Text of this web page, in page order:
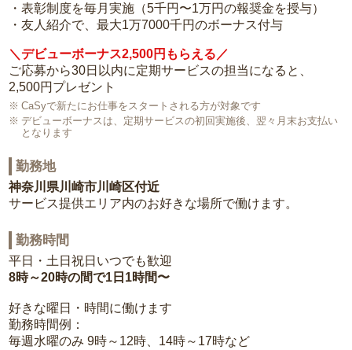
・表彰制度を毎月実施（5千円〜1万円の報奨金を授与）
・友人紹介で、最大1万7000千円のボーナス付与
＼デビューボーナス2,500円もらえる／
ご応募から30日以内に定期サービスの担当になると、
2,500円プレゼント
CaSyで新たにお仕事をスタートされる方が対象です
デビューボーナスは、定期サービスの初回実施後、翌々月末お支払い
となります
勤務地
神奈川県川崎市川崎区付近
サービス提供エリア内のお好きな場所で働けます。
勤務時間
平日・土日祝日いつでも歓迎
8時～20時の間で1日1時間〜
好きな曜日・時間に働けます
勤務時間例：
毎週水曜のみ 9時～12時、14時～17時など